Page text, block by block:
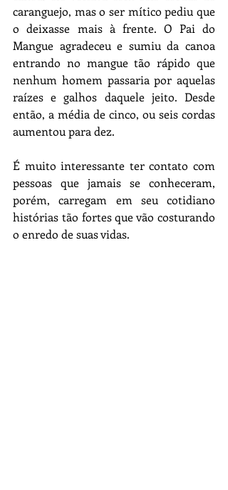
caranguejo, mas o ser mítico pediu que
o deixasse mais à frente. O Pai do
Mangue agradeceu e sumiu da canoa
entrando no mangue tão rápido que
nenhum homem passaria por aquelas
raízes e galhos daquele jeito. Desde
então, a média de cinco, ou seis cordas
aumentou para dez.
É muito interessante ter contato com
pessoas que jamais se conheceram,
porém, carregam em seu cotidiano
histórias tão fortes que vão costurando
o enredo de suas vidas.